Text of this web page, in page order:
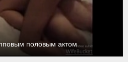
половым актом